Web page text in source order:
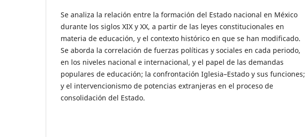
Se analiza la relación entre la formación del Estado nacional en México
durante los siglos XIX y XX, a partir de las leyes constitucionales en
materia de educación, y el contexto histórico en que se han modificado.
Se aborda la correlación de fuerzas políticas y sociales en cada periodo,
en los niveles nacional e internacional, y el papel de las demandas
populares de educación; la confrontación Iglesia–Estado y sus funciones;
y el intervencionismo de potencias extranjeras en el proceso de
consolidación del Estado.